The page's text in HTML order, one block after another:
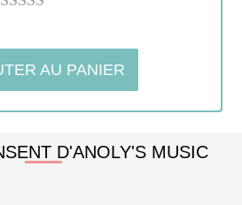
sur 5
AU PANIER
D'ANOLY'S MUSIC